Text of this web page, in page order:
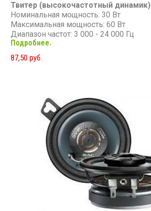
Твитер (высокочастотный динамик)
Номинальная мощность: 30 Вт
Максимальная мощность: 60 Вт
Диапазон частот: 3 000 - 24 000 Гц
Чувствительность: 90 дБ
Сопротивление: 4 Ом
Подробнее.
87,50 руб.